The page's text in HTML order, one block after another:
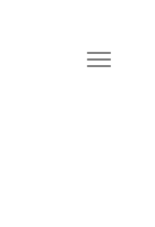
Toggle